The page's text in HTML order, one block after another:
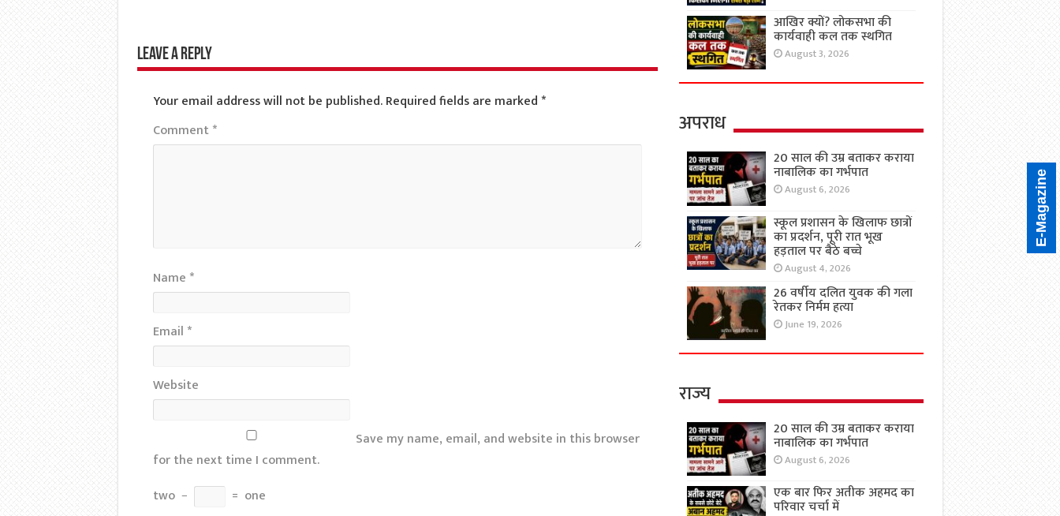
Leave a Reply
Your email address will not be published. Required fields are marked*
Comment*
Name *
Email *
Website
Save my name, email, and website in this browser
for the next time I comment.
two − = one
आखिर क्यों? लोकसभा की
कार्यवाही कल तक स्थगित
August 3, 2026
अपराध
20 साल की उम्र बताकर कराया
नाबालिक का गर्भपात
August 6, 2026
स्कूल प्रशासन के खिलाफ छात्रों
का प्रदर्शन, पूरी रात भूख
हड़ताल पर बैठे बच्चे
August 4, 2026
26 वर्षीय दलित युवक की गला
रेतकर निर्मम हत्या
June 19, 2026
राज्य
20 साल की उम्र बताकर कराया
नाबालिक का गर्भपात
August 6, 2026
एक बार फिर अतीक अहमद का
परिवार चर्चा में
E-Magazine